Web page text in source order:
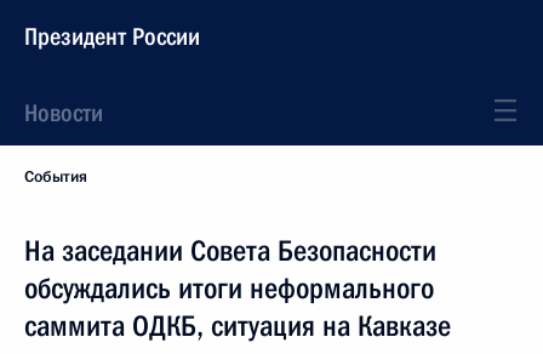
Президент России
Новости
События
На заседании Совета Безопасности
обсуждались итоги неформального
саммита ОДКБ, ситуация на Кавказе